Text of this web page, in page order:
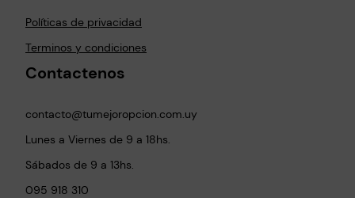
Políticas de privacidad
Terminos y condiciones
Contactenos
contacto@tumejoropcion.com.uy
Lunes a Viernes de 9 a 18hs.
Sábados de 9 a 13hs.
095 918 310